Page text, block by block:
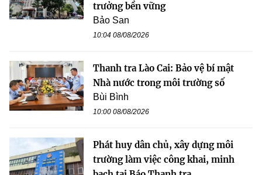
trưởng bền vững
Bảo San
10:04 08/08/2026
Thanh tra Lào Cai: Bảo vệ bí mật
Nhà nước trong môi trường số
Bùi Bình
10:00 08/08/2026
Phát huy dân chủ, xây dựng môi
trường làm việc công khai, minh